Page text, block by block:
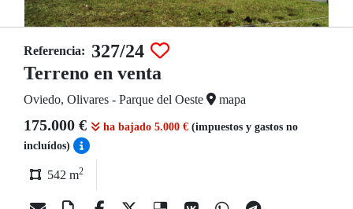
Referencia: 327/24
Terreno en venta
Oviedo, Olivares - Parque del Oeste mapa
175.000 € ha bajado 5.000 € (impuestos y gastos no
incluídos)
542 m2